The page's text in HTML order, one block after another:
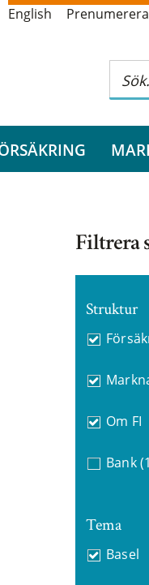
English Prenumerera
Filtrera
Struktur
Om FI
Bank
Tema
Basel